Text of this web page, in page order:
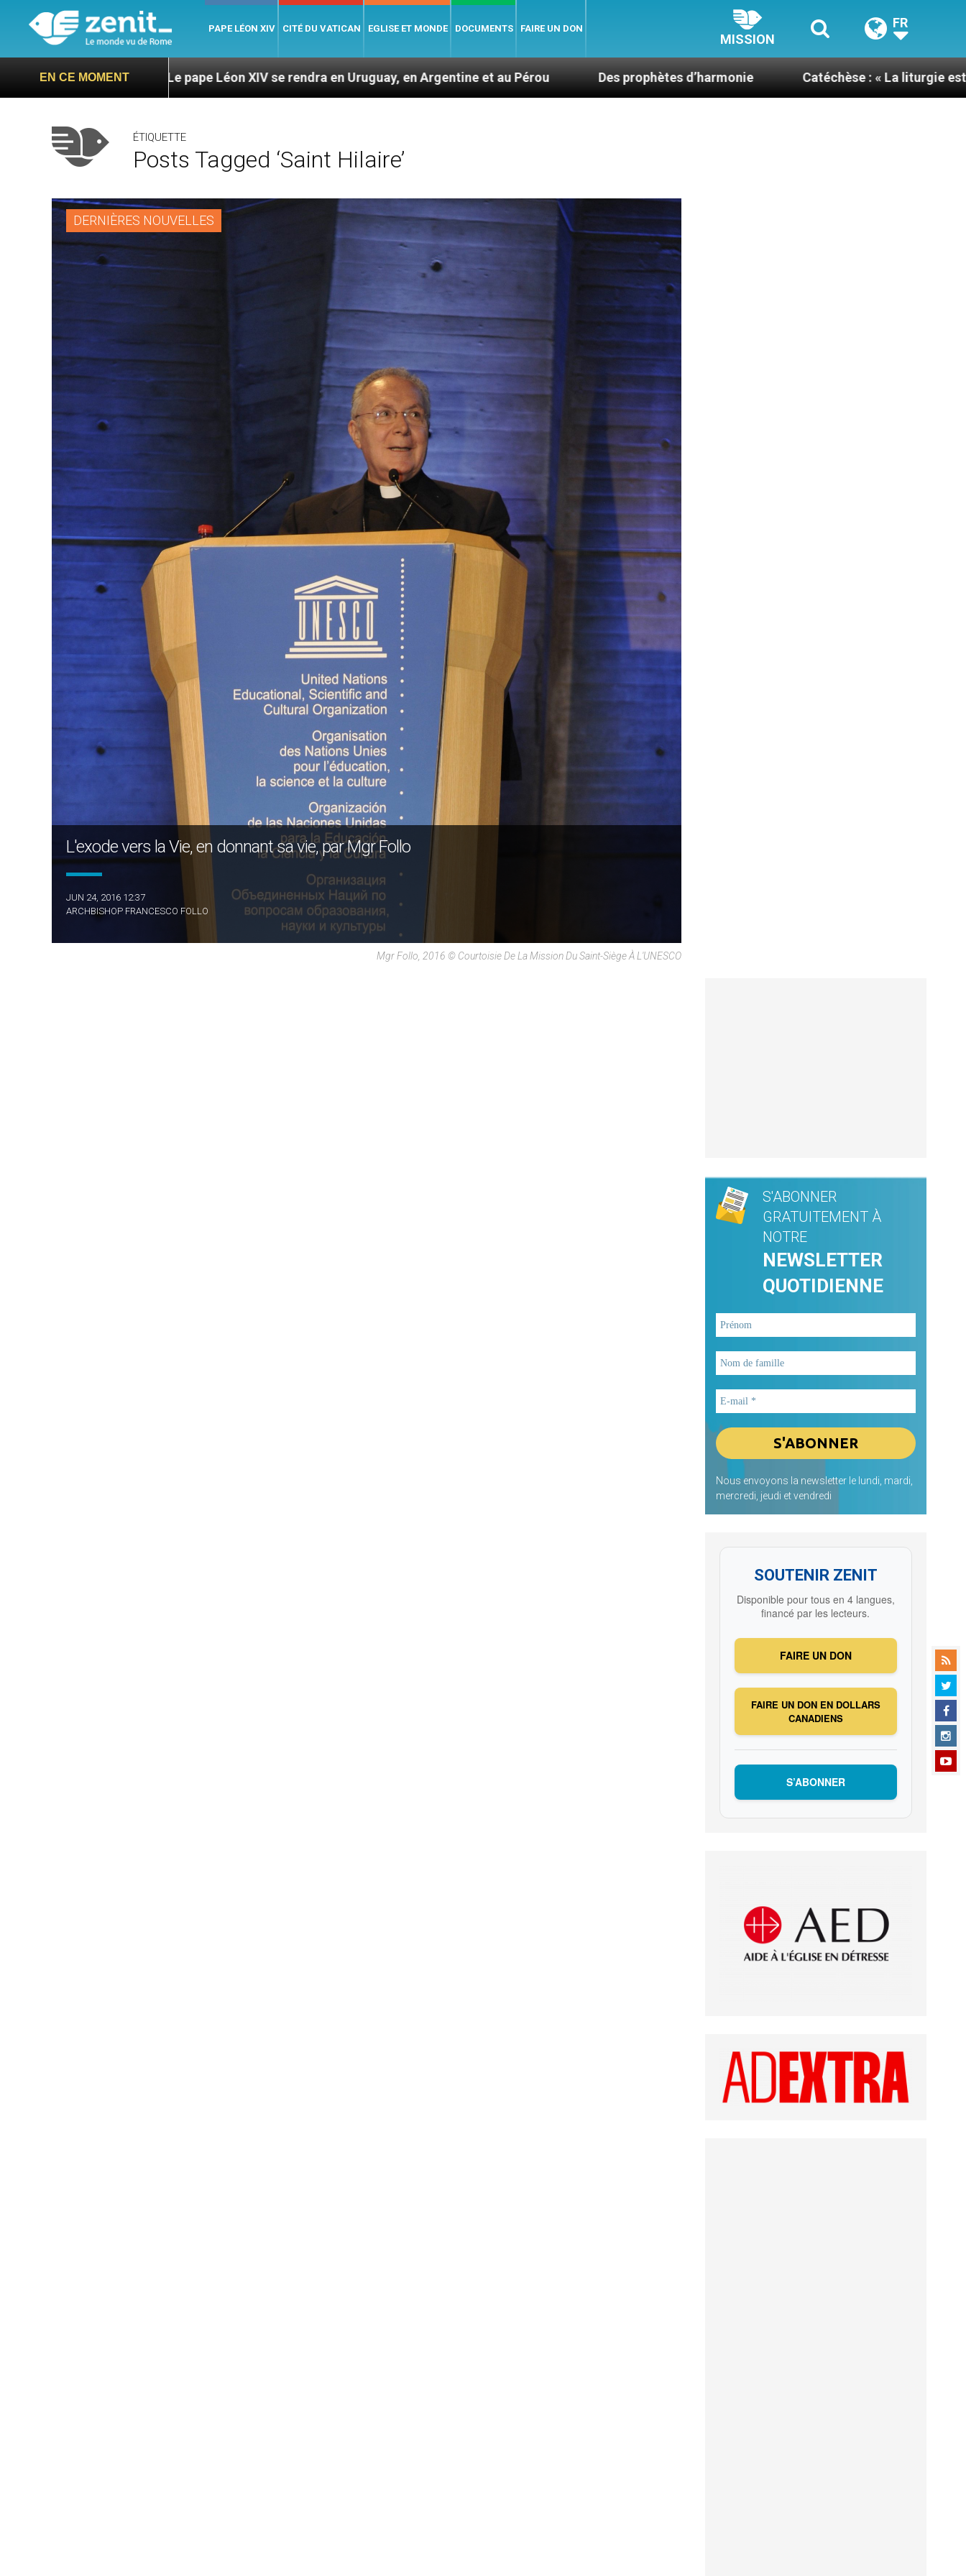
PAPE LÉON XIV CITÉ DU VATICAN EGLISE ET MONDE DOCUMENTS FAIRE UN DON
MISSION
FR
EN CE MOMENT
Le pape Léon XIV se rendra en Uruguay, en Argentine et au Pérou Des prophètes d’harmonie Catéchèse : « La liturgie est l’école de la prière »
ÉTIQUETTE
Posts Tagged ‘saint Hilaire’
DERNIÈRES NOUVELLES
L'exode vers la Vie, en donnant sa vie, par Mgr Follo
JUN 24, 2016 12:37
ARCHBISHOP FRANCESCO FOLLO
Mgr Follo, 2016 © Courtoisie De La Mission Du Saint-Siège À L'UNESCO
S'ABONNER
GRATUITEMENT À
NOTRE
NEWSLETTER
QUOTIDIENNE
Nous envoyons la newsletter le lundi, mardi,
mercredi, jeudi et vendredi
SOUTENIR ZENIT
Disponible pour tous en 4 langues,
financé par les lecteurs.
FAIRE UN DON
FAIRE UN DON EN DOLLARS
CANADIENS
S’ABONNER